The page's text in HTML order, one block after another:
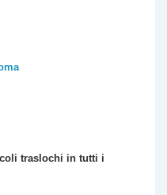
traslochi in tutti i